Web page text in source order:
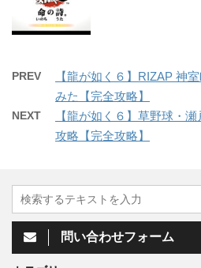
PREV
【龍が如く６】RIZAP 神
みた【完全攻略】
NEXT
【龍が如く６】草野球・
攻略【完全攻略】
問い合わせフォーム